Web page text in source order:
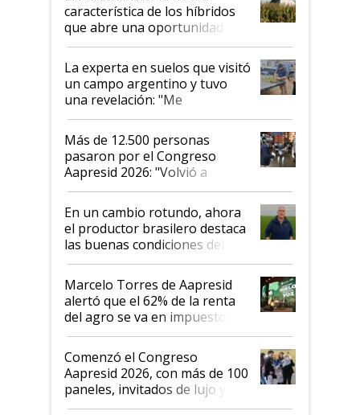
característica de los híbridos
que abre una oportunidad en
el lote
La experta en suelos que visitó
un campo argentino y tuvo
una revelación: "Me
impresionó mucho"
Más de 12.500 personas
pasaron por el Congreso
Aapresid 2026: "Volvió a
demostrar que hablar del
suelo es hablar de todo el
sistema productivo"
En un cambio rotundo, ahora
el productor brasilero destaca
las buenas condiciones del
agro argentino para invertir:
"Los veo más motivados"
Marcelo Torres de Aapresid
alertó que el 62% de la renta
del agro se va en impuestos:
"No es bueno que en
Argentina se sigan discutiendo
las mismas cosas de hace 50
años"
Comenzó el Congreso
Aapresid 2026, con más de 100
paneles, invitados de lujo y
todas las tendencias